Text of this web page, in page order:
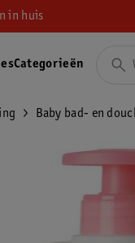
in huis
Categorieën
Baby bad- en